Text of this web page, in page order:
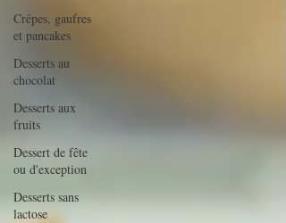
Crêpes, gaufres
et pancakes
Desserts au
chocolat
Desserts aux
fruits
Dessert de fête
ou d'exception
Desserts sans
lactose